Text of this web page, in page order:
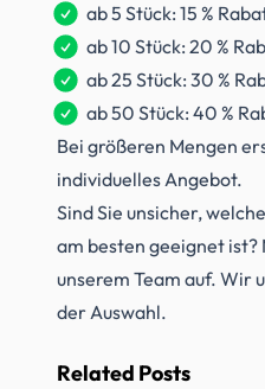
ab 5 Stück: 15 %
ab 10 Stück: 20 %
ab 25 Stück: 30 %
ab 50 Stück: 40 %
Bei größeren Mengen
individuelles Angebot.
Sind Sie unsicher,
am besten geeignet
unserem Team auf. Wir
der Auswahl.
Related Posts